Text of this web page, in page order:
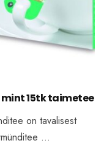
15tk taimetee
on tavalisest
…